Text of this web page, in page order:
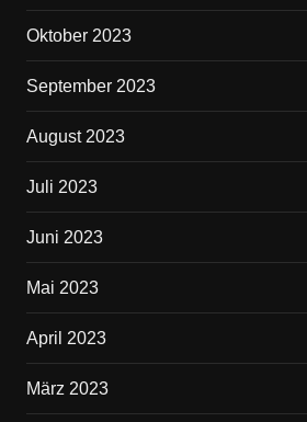
Oktober 2023
September 2023
August 2023
Juli 2023
Juni 2023
Mai 2023
April 2023
März 2023